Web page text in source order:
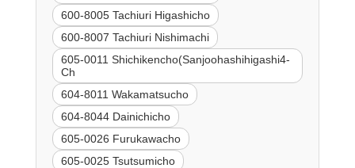
600-8005 Tachiuri Higashicho
600-8007 Tachiuri Nishimachi
605-0011 Shichikencho(Sanjoohashihigashi4-
Ch
604-8011 Wakamatsucho
604-8044 Dainichicho
605-0026 Furukawacho
605-0025 Tsutsumicho